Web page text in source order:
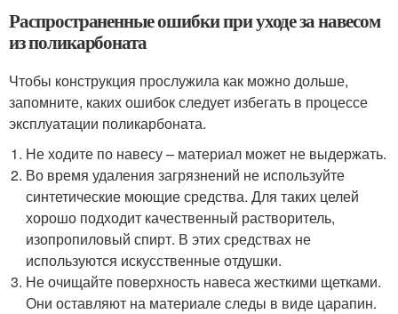
Распространенные ошибки при уходе за навесом
из поликарбоната
Чтобы конструкция прослужила как можно дольше,
запомните, каких ошибок следует избегать в процессе
эксплуатации поликарбоната.
Не ходите по навесу – материал может не выдержать.
Во время удаления загрязнений не используйте
синтетические моющие средства. Для таких целей
хорошо подходит качественный растворитель,
изопропиловый спирт. В этих средствах не
используются искусственные отдушки.
Не очищайте поверхность навеса жесткими щетками.
Они оставляют на материале следы в виде царапин.